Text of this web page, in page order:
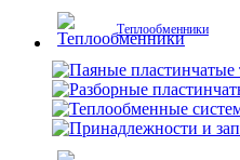
Теплообменники